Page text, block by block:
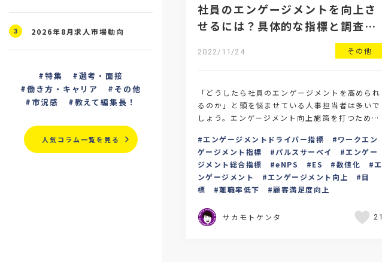
社員のエンゲージメントを向上さ
せるには？具体的な指標と調査方
2022/11/24 その他
「どうしたら社員のエンゲージメントを高められ
るのか」と頭を悩ませている人事担当者は多いで
しょう。エンゲージメント向上施策を打つために
数値化し、目標を立てる必…
エンゲージメントドライバー指標
ワークエン
ゲージメント指標
パルスサーベイ
エンゲー
ジメント総合指標
eNPS ES 数値化
エ
ンゲージメント
エンゲージメント向上
目
標
離職率低下 顧客満足度向上
サカモトケンタ 21
3 2026年8月求人市場動向
特集
選考・面接
働き方・キャリア
その他
市況感
教えて編集長！
人気コラム一覧を見る